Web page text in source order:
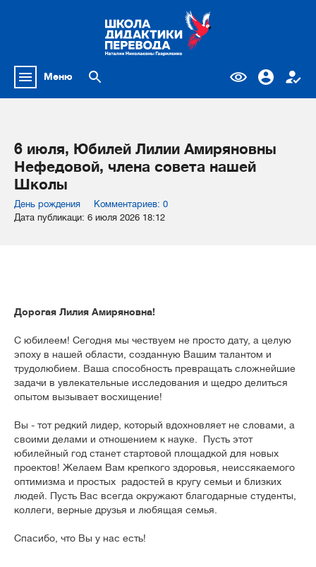
Меню
6 июля, Юбилей Лилии Амиряновны
Нефедовой, члена совета нашей
Школы
День рождения
Комментариев: 0
Дата публикаци: 6 июля 2026 18:12
Дорогая Лилия Амиряновна!
С юбилеем! Сегодня мы чествуем не просто дату, а целую
эпоху в нашей области, созданную Вашим талантом и
трудолюбием. Ваша способность превращать сложнейшие
задачи в увлекательные исследования и щедро делиться
опытом вызывает восхищение!
Вы - тот редкий лидер, который вдохновляет не словами, а
своими делами и отношением к науке. Пусть этот
юбилейный год станет стартовой площадкой для новых
проектов! Желаем Вам крепкого здоровья, неиссякаемого
оптимизма и простых радостей в кругу семьи и близких
людей. Пусть Вас всегда окружают благодарные студенты,
коллеги, верные друзья и любящая семья.
Спасибо, что Вы у нас есть!